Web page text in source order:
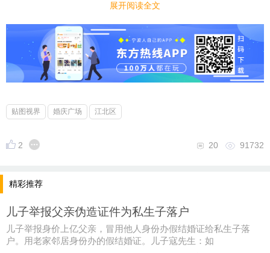
展开阅读全文
贴图视界 婚庆广场 江北区
2 91732
20
精彩推荐
儿子举报父亲伪造证件为私生子落户
儿子举报身价上亿父亲，冒用他人身份办假结婚证给私生子落
户。用老家邻居身份办的假结婚证。儿子寇先生：如